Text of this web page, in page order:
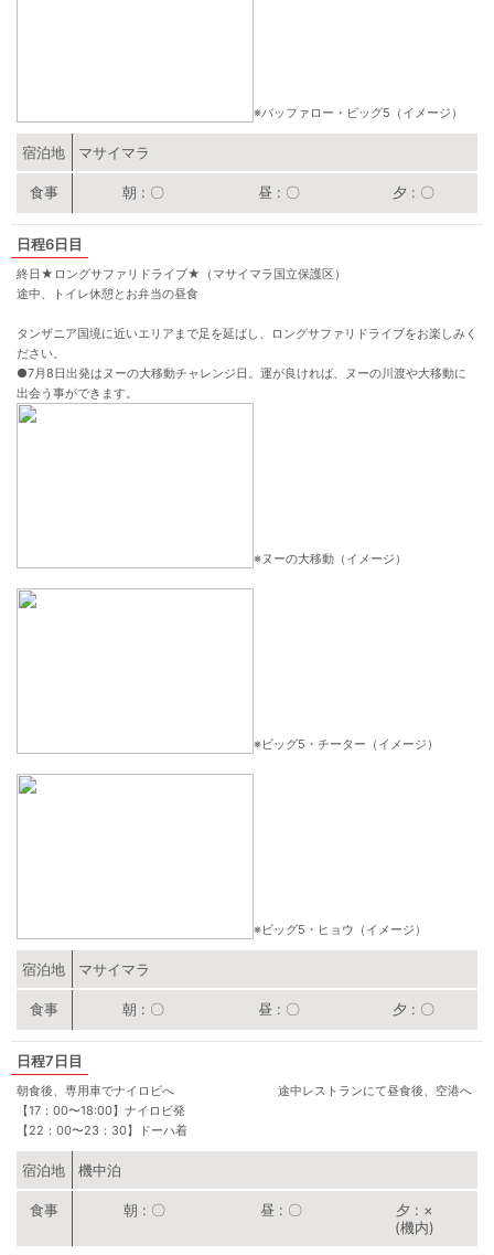
※バッファロー・ビッグ5（イメージ）
宿泊地 マサイマラ
朝 〇 昼 〇 夕 〇
6日目
終日★ロングサファリドライブ★（マサイマラ国立保護区）
途中、トイレ休憩とお弁当の昼食
タンザニア国境に近いエリアまで足を延ばし、ロングサファリドライブをお楽しみく
ださい。
●7月8日出発はヌーの大移動チャレンジ日。運が良ければ、ヌーの川渡や大移動に
出会う事ができます。
※ヌーの大移動（イメージ）
※ビッグ5・チーター（イメージ）
※ビッグ5・ヒョウ（イメージ）
宿泊地 マサイマラ
朝 〇 昼 〇 夕 〇
7日目
朝食後、専用車でナイロビへ 途中レストランにて昼食後、空港へ
【17：00〜18:00】ナイロビ発
【22：00〜23：30】ドーハ着
宿泊地 機中泊
朝 〇 昼 〇 夕
×
(機内)